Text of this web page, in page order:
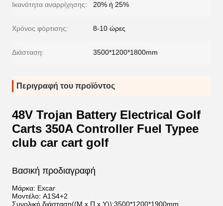
Ικανότητα αναρρίχησης: 20% ή 25%
Χρόνος φόρτισης: 8-10 ώρες
Διάσταση: 3500*1200*1800mm
Περιγραφή του προϊόντος
48V Trojan Battery Electrical Golf
Carts 350A Controller Fuel Typee
club car cart golf
Βασική προδιαγραφή
Μάρκα: Excar
Μοντέλο: A1S4+2
Συνολική διάσταση((Μ x Π x Υ)):3500*1200*1900mm